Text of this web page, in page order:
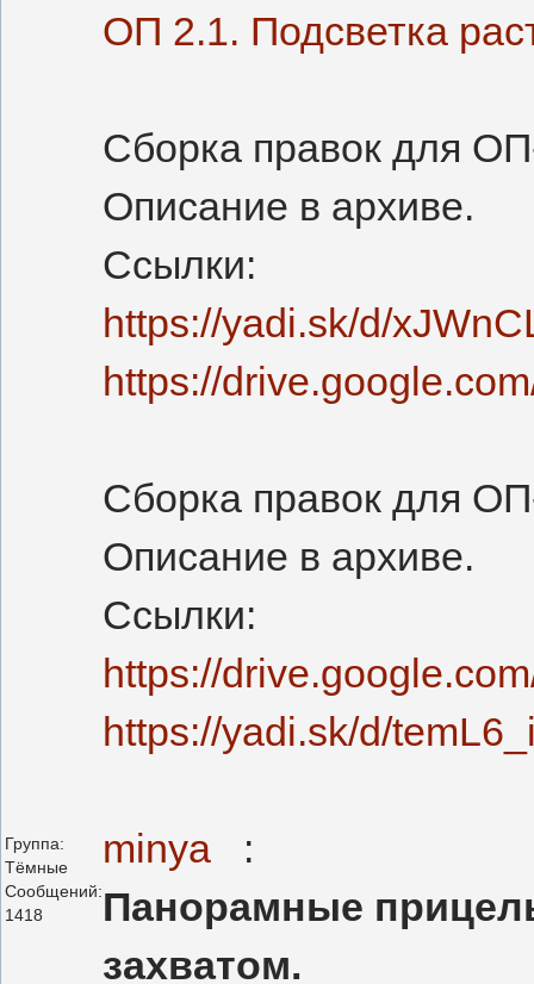
Группа:
Тёмные
Сообщений:
1418
ОП 2.1. Подсветка
Сборка правок для
Описание в архиве.
Ссылки:
https://yadi.sk/d/
https://
Сборка правок для
Описание в архиве.
Ссылки:
https://
https://yadi.sk/d/
minya :
Панорамные
захватом.